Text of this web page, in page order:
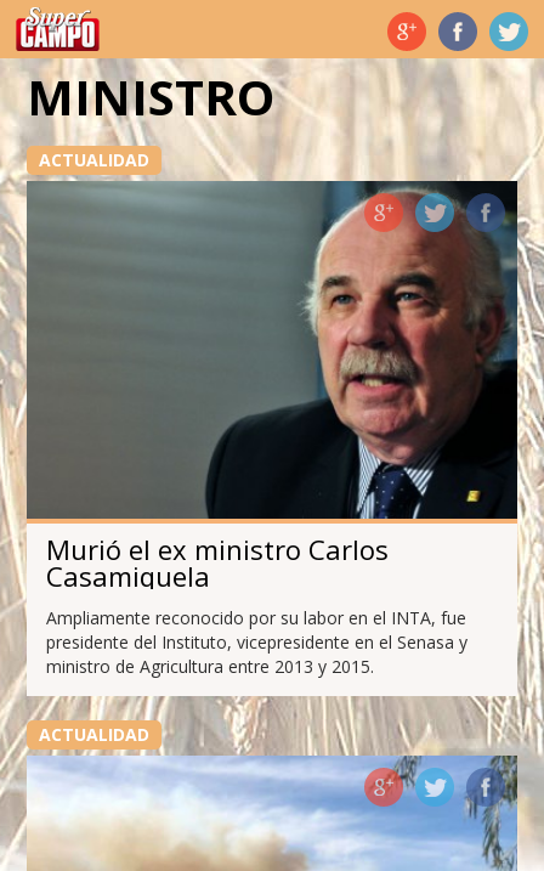
Temas de hoy
MINISTRO
ACTUALIDAD
Murió el ex ministro Carlos
Casamiquela
Ampliamente reconocido por su labor en el INTA, fue
presidente del Instituto, vicepresidente en el Senasa y
ministro de Agricultura entre 2013 y 2015.
ACTUALIDAD